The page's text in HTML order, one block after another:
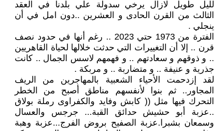
لليل طويل لازال يرخي سدولة علي بلدنا في العقد
الثالث من القرن الحادى و العشرين ..دون امل في أن
ينجلي .
الفترة من 1973 حتي 2023 .. رغم أنها في حدود نصف
قرن .. إلا أن التغييرات التي حدثت خلالها لحياة القاهريين
.. و ذوقهم و سعادتهم .. و فهمهم لاسس الجمال .. كانت
جذرية و عنيفة .. و متضاربة .. و مربكة .
لقد إزدحمت الأحياء الشعبية بالمهاجرين من الريف
المجاور.. ثم بنوا لأنفسهم مناطق أصبح من الخطر
التحرك فيها مثل (( كابش وفايد والكفراوى رملة بولاق
..عزبة أبو حشيش حدائق القبة... جرجس والعسال
وسمعان بشبرا.عزبة الصفيح بروض الفرج...عزبة وهبة